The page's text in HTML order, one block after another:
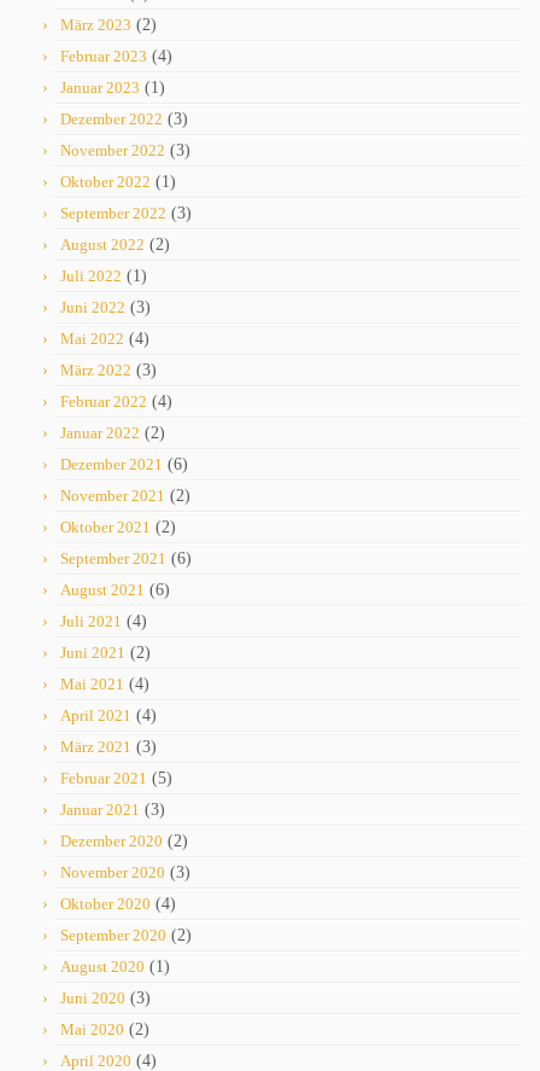
März 2023 (2)
Februar 2023 (4)
Januar 2023 (1)
Dezember 2022 (3)
November 2022 (3)
Oktober 2022 (1)
September 2022 (3)
August 2022 (2)
Juli 2022 (1)
Juni 2022 (3)
Mai 2022 (4)
März 2022 (3)
Februar 2022 (4)
Januar 2022 (2)
Dezember 2021 (6)
November 2021 (2)
Oktober 2021 (2)
September 2021 (6)
August 2021 (6)
Juli 2021 (4)
Juni 2021 (2)
Mai 2021 (4)
April 2021 (4)
März 2021 (3)
Februar 2021 (5)
Januar 2021 (3)
Dezember 2020 (2)
November 2020 (3)
Oktober 2020 (4)
September 2020 (2)
August 2020 (1)
Juni 2020 (3)
Mai 2020 (2)
April 2020 (4)